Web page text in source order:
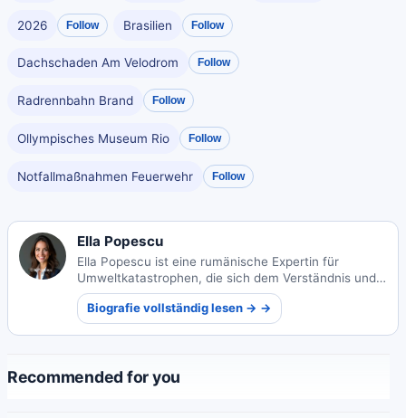
2026 Follow Brasilien Follow
Dachschaden Am Velodrom Follow
Radrennbahn Brand Follow
Ollympisches Museum Rio Follow
Notfallmaßnahmen Feuerwehr Follow
Ella Popescu
Ella Popescu ist eine rumänische Expertin für
Umweltkatastrophen, die sich dem Verständnis und
der Minderung ökologischer Krisen widmet. Ihr
Fachwissen hilft Gemeinden, sich auf
Naturkatastrophen vorzubereiten und sich von ihnen
Biografie vollständig lesen → →
Recommended for you